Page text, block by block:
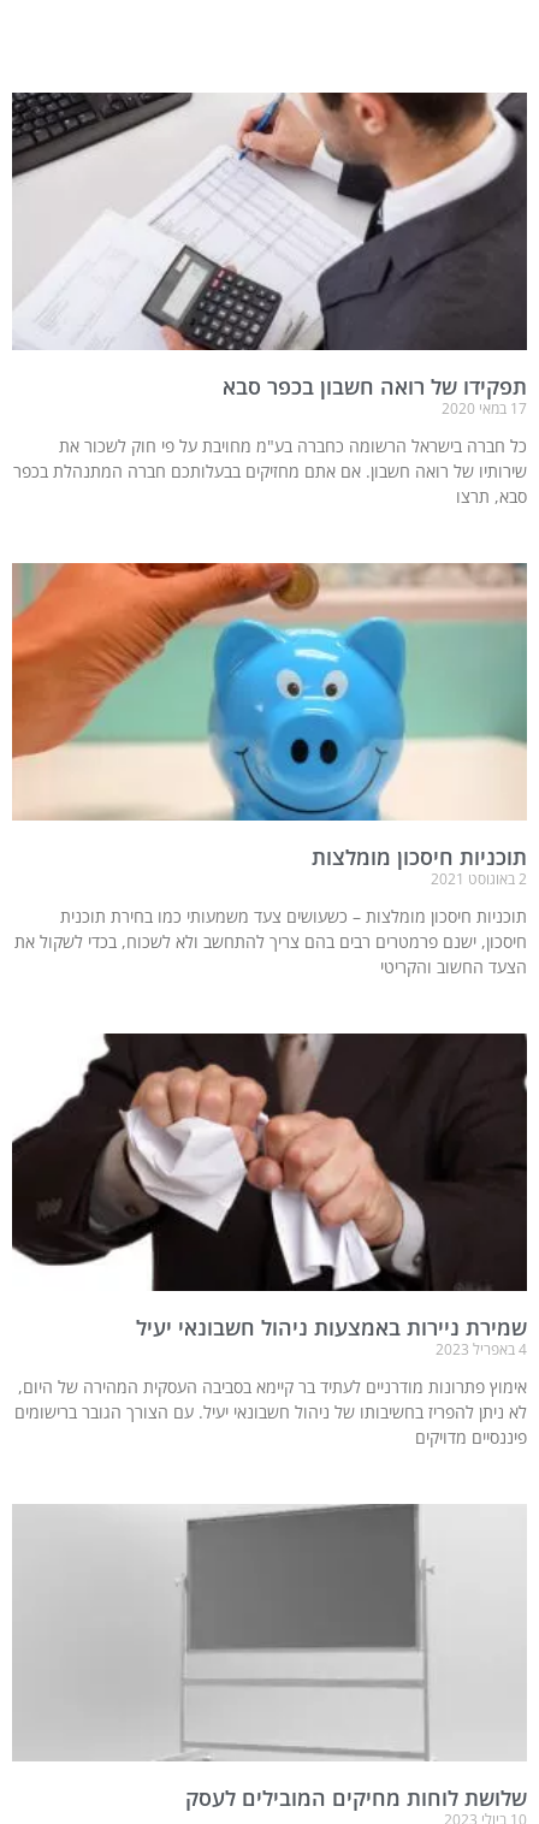
תפקידו של רואה חשבון בכפר סבא
17 במאי 2020
כל חברה בישראל הרשומה כחברה בע"מ מחויבת על פי חוק לשכור את
שירותיו של רואה חשבון. אם אתם מחזיקים בבעלותכם חברה המתנהלת בכפר
סבא, תרצו
תוכניות חיסכון מומלצות
2 באוגוסט 2021
תוכניות חיסכון מומלצות – כשעושים צעד משמעותי כמו בחירת תוכנית
חיסכון, ישנם פרמטרים רבים בהם צריך להתחשב ולא לשכוח, בכדי לשקול את
הצעד החשוב והקריטי
שמירת ניירות באמצעות ניהול חשבונאי יעיל
4 באפריל 2023
אימוץ פתרונות מודרניים לעתיד בר קיימא בסביבה העסקית המהירה של היום,
לא ניתן להפריז בחשיבותו של ניהול חשבונאי יעיל. עם הצורך הגובר ברישומים
פיננסיים מדויקים
שלושת לוחות מחיקים המובילים לעסק
10 ביולי 2023